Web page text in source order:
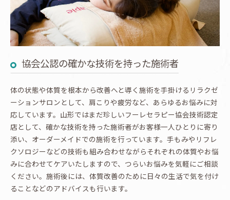
協会公認の確かな技術を持った施術者
体の状態や体質を根本から改善へと導く施術を手掛けるリラクゼ
ーションサロンとして、肩こりや疲労など、あらゆるお悩みに対
応しています。山形ではまだ珍しいフーレセラピー協会技術認定
店として、確かな技術を持った施術者がお客様一人ひとりに寄り
添い、オーダーメイドでの施術を行っています。手もみやリフレ
クソロジーなどの技術も組み合わせながらそれぞれの体質やお悩
みに合わせてケアいたしますので、つらいお悩みを気軽にご相談
ください。施術後には、体質改善のために日々の生活で気を付け
ることなどのアドバイスも行います。